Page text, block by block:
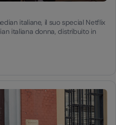
italiane, il suo special Netflix
italiana donna, distribuito in